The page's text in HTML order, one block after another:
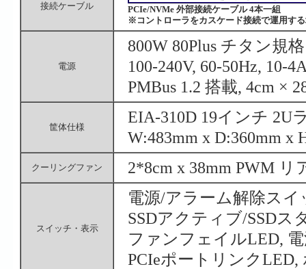
接続ケーブル
PCIe/NVMe 外部接続ケーブル 4本一組
※コントローラをカスケード接続で運用す
電源
800W 80Plus チタン規
100-240V, 60-50Hz, 10-
PMBus 1.2 搭載, 4cm ×
筐体仕様
EIA-310D 19インチ 2U
W:483mm x D:360mm x
クーリングファン 2*8cm x 38mm PWM
スイッチ・表示
電源/アラーム解除スイ
SSDアクティブ/SSDス
ファンフェイルLED,
PCIeポートリンク